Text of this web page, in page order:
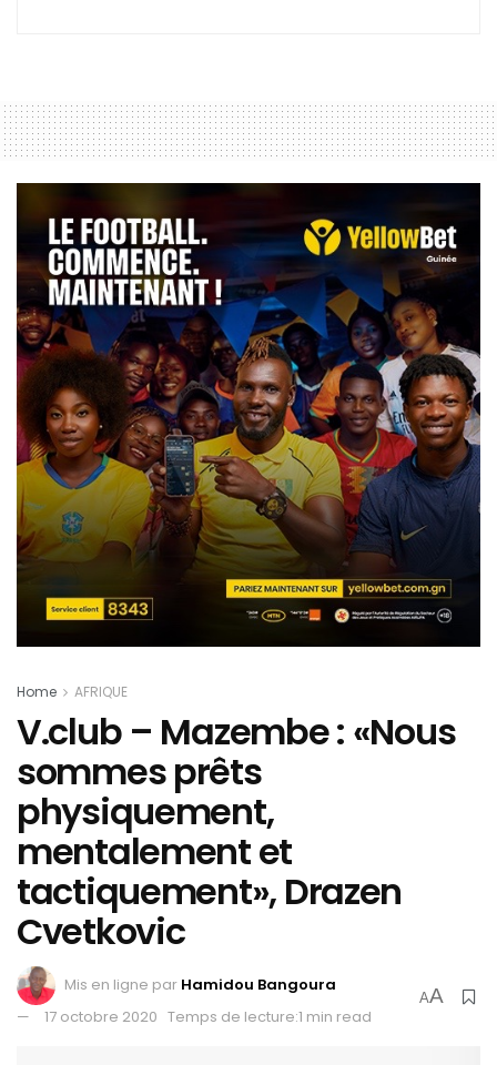
Home AFRIQUE
V.club – Mazembe : «Nous
sommes prêts
physiquement,
mentalement et
tactiquement», Drazen
Cvetkovic
Mis en ligne par Hamidou Bangoura
17 octobre 2020 Temps de lecture:1 min read
AA